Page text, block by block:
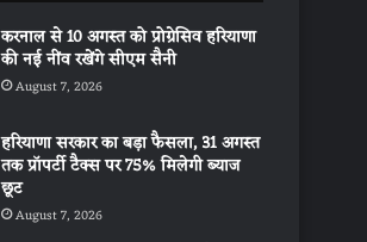
करनाल से 10 अगस्त को प्रोग्रेसिव हरियाणा
की नई नींव रखेंगे सीएम सैनी
August 7, 2026
हरियाणा सरकार का बड़ा फैसला, 31 अगस्त
तक प्रॉपर्टी टैक्स पर 75% मिलेगी ब्याज
छूट
August 7, 2026